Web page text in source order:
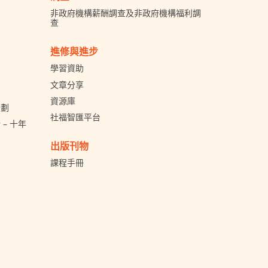
– 十年
非政府機構薪酬調查及非政府機構福利調
查
進修與進步
學習資助
文章分享
資源庫
社福智匯平台
出版刊物
課程手冊